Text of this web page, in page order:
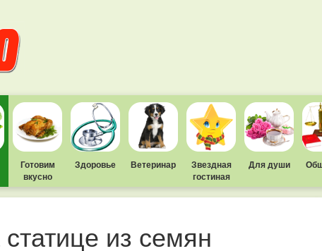
Готовим
вкусно
Здоровье Ветеринар
Звездная
гостиная
Для души
из семян